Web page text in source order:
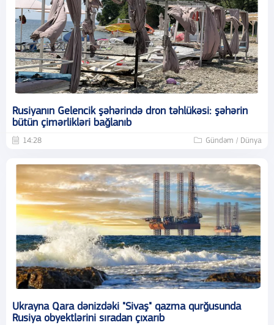
Rusiyanın Gelencik şəhərində dron təhlükəsi: şəhərin
bütün çimərlikləri bağlanıb
14:28 Gündəm / Dünya
Ukrayna Qara dənizdəki "Sivaş" qazma qurğusunda
Rusiya obyektlərini sıradan çıxarıb